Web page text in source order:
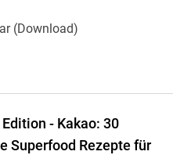
(Download)
- Kakao: 30
Superfood Rezepte für